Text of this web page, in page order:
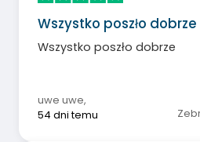
Wszystko poszło dobrze
Wszystko poszło dobrze
uwe uwe,
54 dni temu